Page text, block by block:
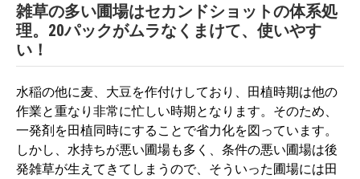
雑草の多い圃場はセカンドショットの体系処
理。20パックがムラなくまけて、使いやす
い！
水稲の他に麦、大豆を作付けしており、田植時期は他の
作業と重なり非常に忙しい時期となります。そのため、
一発剤を田植同時にすることで省力化を図っています。
しかし、水持ちが悪い圃場も多く、条件の悪い圃場は後
発雑草が生えてきてしまうので、そういった圃場には田